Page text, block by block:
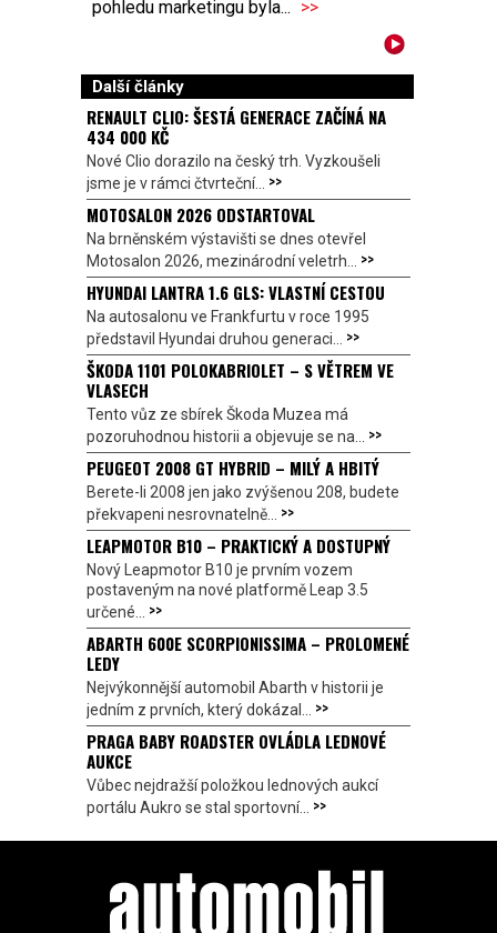
pohledu marketingu byla... >>
Další články
RENAULT CLIO: ŠESTÁ GENERACE ZAČÍNÁ NA
434 000 KČ
Nové Clio dorazilo na český trh. Vyzkoušeli
jsme je v rámci čtvrteční... >>
MOTOSALON 2026 ODSTARTOVAL
Na brněnském výstavišti se dnes otevřel
Motosalon 2026, mezinárodní veletrh... >>
HYUNDAI LANTRA 1.6 GLS: VLASTNÍ CESTOU
Na autosalonu ve Frankfurtu v roce 1995
představil Hyundai druhou generaci... >>
ŠKODA 1101 POLOKABRIOLET – S VĚTREM VE
VLASECH
Tento vůz ze sbírek Škoda Muzea má
pozoruhodnou historii a objevuje se na... >>
PEUGEOT 2008 GT HYBRID – MILÝ A HBITÝ
Berete-li 2008 jen jako zvýšenou 208, budete
překvapeni nesrovnatelně... >>
LEAPMOTOR B10 – PRAKTICKÝ A DOSTUPNÝ
Nový Leapmotor B10 je prvním vozem
postaveným na nové platformě Leap 3.5
určené... >>
ABARTH 600E SCORPIONISSIMA – PROLOMENÉ
LEDY
Nejvýkonnější automobil Abarth v historii je
jedním z prvních, který dokázal... >>
PRAGA BABY ROADSTER OVLÁDLA LEDNOVÉ
AUKCE
Vůbec nejdražší položkou lednových aukcí
portálu Aukro se stal sportovní... >>